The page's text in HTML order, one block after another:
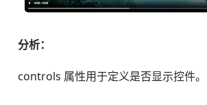
分析：
controls 属性用于定义是否显示控件。